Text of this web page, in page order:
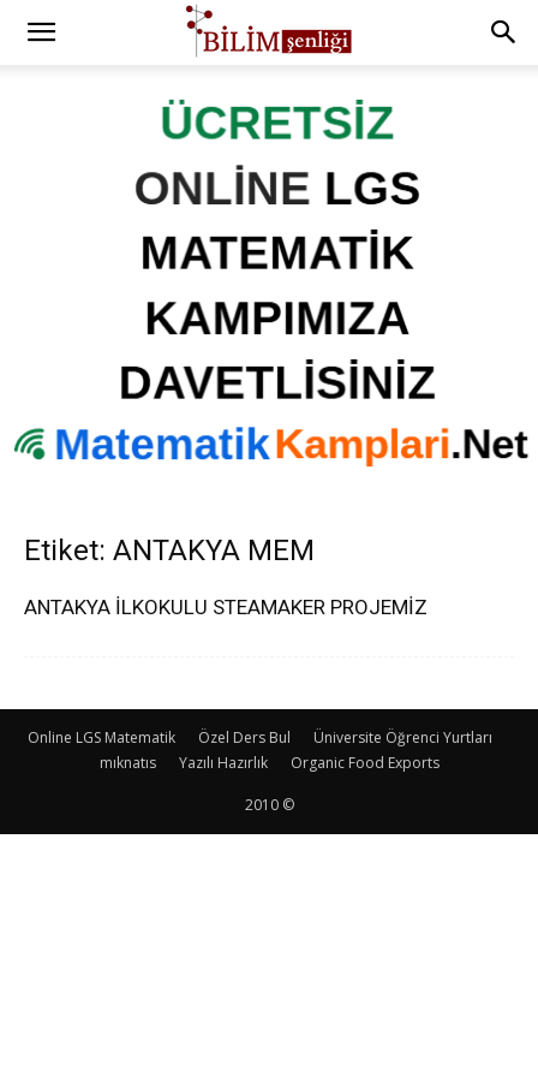
Etiket: ANTAKYA MEM
ANTAKYA İLKOKULU STEAMAKER PROJEMİZ
Online LGS Matematik Özel Ders Bul
Üniversite Öğrenci Yurtları
mıknatıs
Yazılı Hazırlık Organic Food Exports
2010 ©